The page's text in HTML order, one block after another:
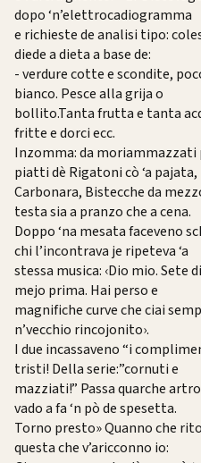
dopo ‘n’elettrocadiogramma
e richieste de analisi tipo:
diede a dieta a base de:
- verdure cotte e scondite,
bianco. Pesce alla grija o
bollito.Tanta frutta e tanta
fritte e dorci ecc.
Inzomma: da moriammazzati
piatti dè Rigatoni cò ‘a pajata,
Carbonara, Bistecche da
testa sia a pranzo che a cena.
Doppo ‘na mesata faceveno
chi l’incontrava je ripeteva ‘a
stessa musica: ‹Dio mio. Sete
mejo prima. Hai perso e
magnifiche curve che ciai
n’vecchio rincojonito›.
I due incassaveno “i
tristi! Della serie:”cornuti e
mazziati!” Passa quarche
vado a fa ‘n pò de spesetta.
Torno presto» Quanno che
questa che v’aricconno io: